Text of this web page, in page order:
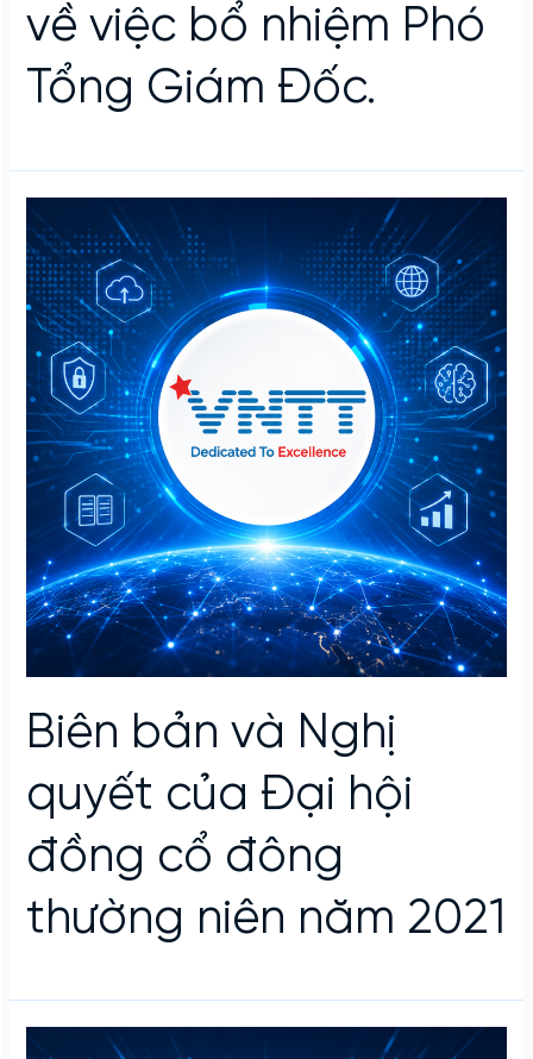
về việc bổ nhiệm Phó
Tổng Giám Đốc.
Biên bản và Nghị
quyết của Đại hội
đồng cổ đông
thường niên năm 2021